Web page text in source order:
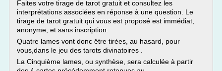
Faites votre tirage de tarot gratuit et consultez les
interprétations associées en réponse à une question. Le
tirage de tarot gratuit qui vous est proposé est immédiat,
anonyme, et sans inscription.
Quatre lames vont donc être tirées, au hasard, pour
vous,dans le jeu des tarots divinatoires .
La Cinquième lames, ou synthèse, sera calculée à partir